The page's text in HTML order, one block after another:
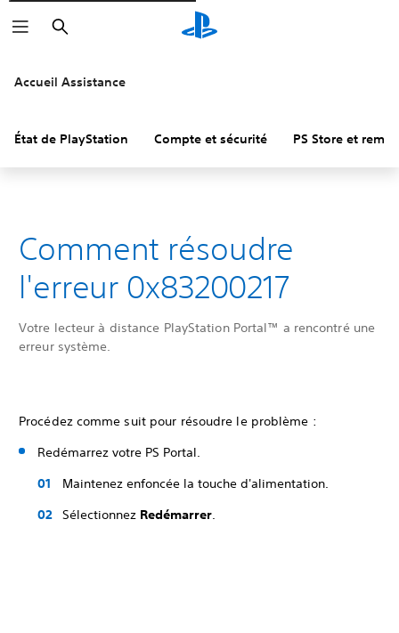
Rechercher
Accueil Assistance
État de PlayStation Compte et sécurité PS Store et
Comment résoudre
l'erreur 0x83200217
Votre lecteur à distance PlayStation Portal™ a rencontré une
erreur système.
Procédez comme suit pour résoudre le problème :
Redémarrez votre PS Portal.
Maintenez enfoncée la touche d'alimentation.
Sélectionnez Redémarrer.